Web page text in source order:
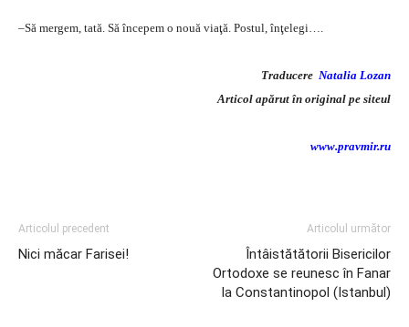
–Să mergem, tată. Să începem o nouă viaţă. Postul, înţelegi….
Traducere Natalia Lozan
Articol apărut în original pe siteul
www.pravmir.ru
Articolul precedent
Nici măcar Farisei!
Articolul următor
Întâistătătorii Bisericilor
Ortodoxe se reunesc în Fanar
la Constantinopol (Istanbul)